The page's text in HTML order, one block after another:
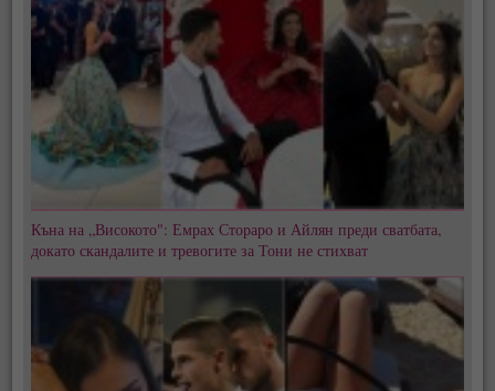
Къна на „Високото": Емрах Стораро и Айлян преди сватбата,
докато скандалите и тревогите за Тони не стихват